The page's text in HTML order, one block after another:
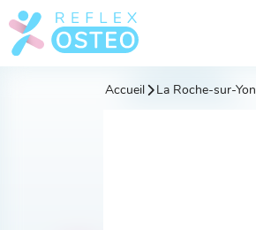
Accueil La Roche-sur-Yon